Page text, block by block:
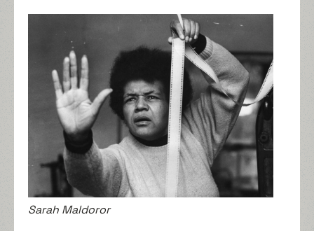
Sarah Maldoror